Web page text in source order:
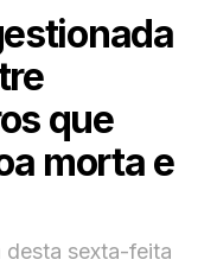
que
morta e
desta sexta-feita